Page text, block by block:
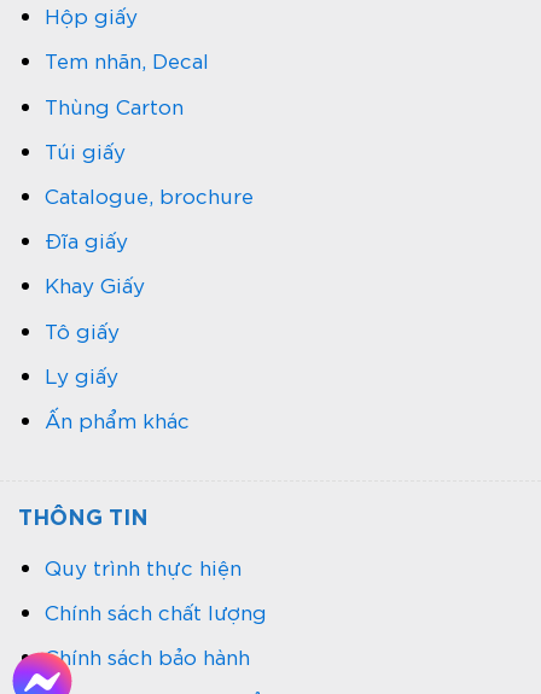
Hộp giấy
Tem nhãn, Decal
Thùng Carton
Túi giấy
Catalogue, brochure
Đĩa giấy
Khay Giấy
Tô giấy
Ly giấy
Ấn phẩm khác
THÔNG TIN
Quy trình thực hiện
Chính sách chất lượng
Chính sách bảo hành